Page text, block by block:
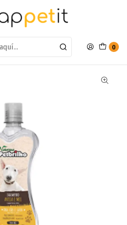
0
612, Quilicura Míranos en Maps
Petbrilho Avena y Miel